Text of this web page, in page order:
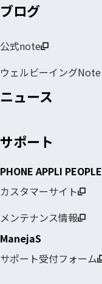
ブログ
公式note
ウェルビーイングNote
ニュース
サポート
PHONE APPLI PEOPLE
カスタマーサイト
メンテナンス情報
ManejaS
サポート受付フォーム